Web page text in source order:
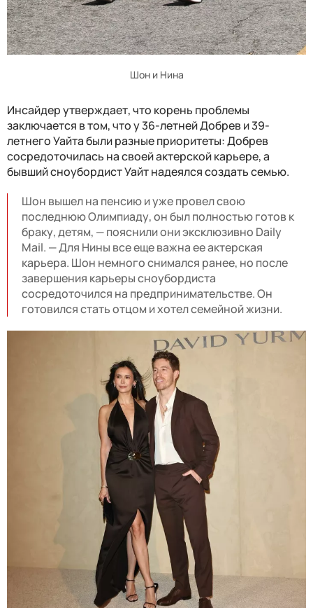
Шон и Нина
Инсайдер утверждает, что корень проблемы
заключается в том, что у 36-летней Добрев и 39-
летнего Уайта были разные приоритеты: Добрев
сосредоточилась на своей актерской карьере, а
бывший сноубордист Уайт надеялся создать семью.
Шон вышел на пенсию и уже провел свою
последнюю Олимпиаду, он был полностью готов к
браку, детям, — пояснили они эксклюзивно Daily
Mail. — Для Нины все еще важна ее актерская
карьера. Шон немного снимался ранее, но после
завершения карьеры сноубордиста
сосредоточился на предпринимательстве. Он
готовился стать отцом и хотел семейной жизни.